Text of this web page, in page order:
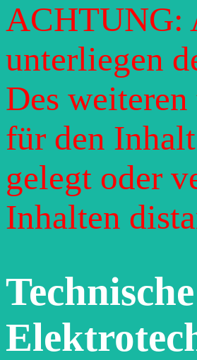
ACHTUNG:
unterliegen
Des
für den
gelegt oder
Inhalten